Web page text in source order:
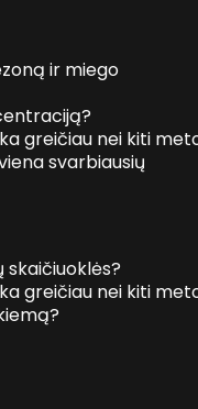
ir miego
greičiau nei kiti
svarbiausių
skaičiuoklės?
greičiau nei kiti